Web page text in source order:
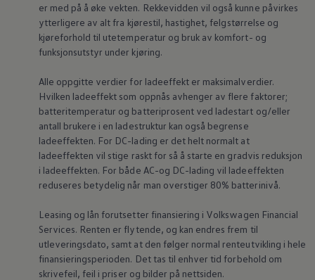
er med på å øke vekten. Rekkevidden vil også kunne påvirkes
ytterligere av alt fra kjørestil, hastighet, felgstørrelse og
kjøreforhold til utetemperatur og bruk av komfort- og
funksjonsutstyr under kjøring.
Alle oppgitte verdier for ladeeffekt er maksimalverdier.
Hvilken ladeeffekt som oppnås avhenger av flere faktorer;
batteritemperatur og batteriprosent ved ladestart og/eller
antall brukere i en ladestruktur kan også begrense
ladeeffekten. For DC-lading er det helt normalt at
ladeeffekten vil stige raskt for så å starte en gradvis reduksjon
i ladeeffekten. For både AC-og DC-lading vil ladeeffekten
reduseres betydelig når man overstiger 80% batterinivå.
Leasing og lån forutsetter finansiering i Volkswagen Financial
Services. Renten er flytende, og kan endres frem til
utleveringsdato, samt at den følger normal renteutvikling i hele
finansieringsperioden. Det tas til enhver tid forbehold om
skrivefeil, feil i priser og bilder på nettsiden.